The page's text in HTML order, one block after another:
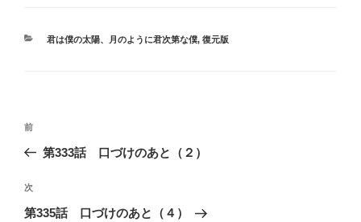
カ
君は僕の太陽、月のように君次第な僕, 復元版
投
ビ
ゲ
過
去
投
稿
前
第333話 口づけのあと（２）
次
の
次
第335話 口づけのあと（４）